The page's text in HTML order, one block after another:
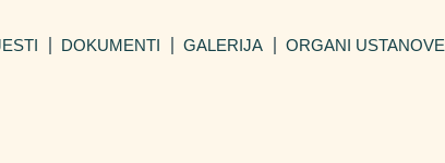
DOKUMENTI GALERIJA ORGANI USTANOVE